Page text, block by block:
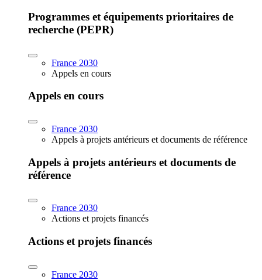
Programmes et équipements prioritaires de
recherche (PEPR)
France 2030
Appels en cours
Appels en cours
France 2030
Appels à projets antérieurs et documents de référence
Appels à projets antérieurs et documents de
référence
France 2030
Actions et projets financés
Actions et projets financés
France 2030